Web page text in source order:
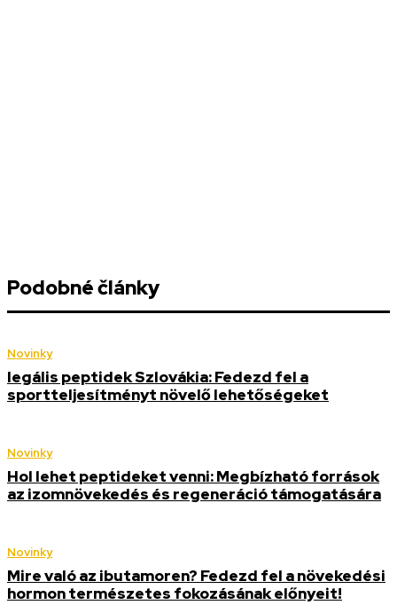
Podobné články
Novinky
legális peptidek Szlovákia: Fedezd fel a
sportteljesítményt növelő lehetőségeket
Novinky
Hol lehet peptideket venni: Megbízható források
az izomnövekedés és regeneráció támogatására
Novinky
Mire való az ibutamoren? Fedezd fel a növekedési
hormon természetes fokozásának előnyeit!